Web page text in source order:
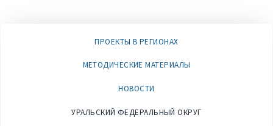
ПРОЕКТЫ В РЕГИОНАХ
МЕТОДИЧЕСКИЕ МАТЕРИАЛЫ
НОВОСТИ
УРАЛЬСКИЙ ФЕДЕРАЛЬНЫЙ ОКРУГ